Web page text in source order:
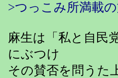
>つっこみ所満載の
麻生は「私と自民
にぶつけ
その賛否を問うた